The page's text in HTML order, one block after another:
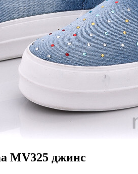
MV325 джинс